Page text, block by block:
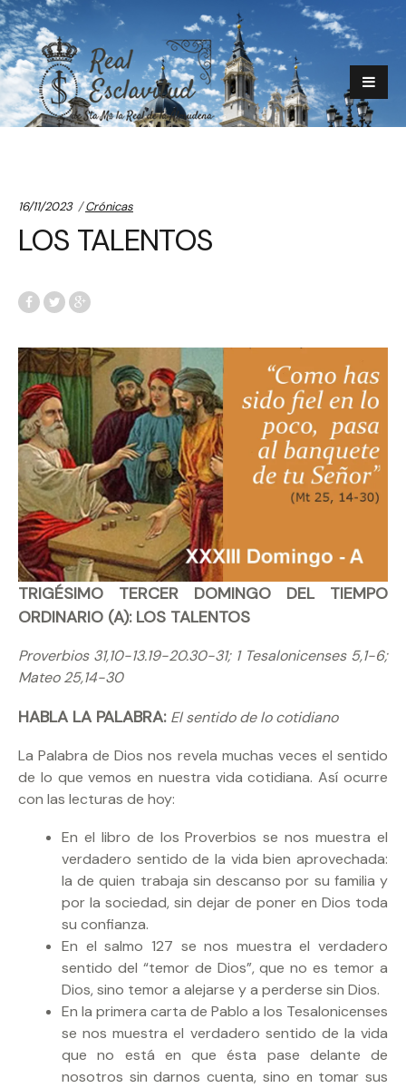
16/11/2023 Categories:
Crónicas
LOS TALENTOS
TRIGÉSIMO TERCER DOMINGO DEL TIEMPO
ORDINARIO (A): LOS TALENTOS
Proverbios 31,10-13.19-20.30-31; 1 Tesalonicenses 5,1-6;
Mateo 25,14-30
HABLA LA PALABRA: El sentido de lo cotidiano
La Palabra de Dios nos revela muchas veces el sentido
de lo que vemos en nuestra vida cotidiana. Así ocurre
con las lecturas de hoy:
En el libro de los Proverbios se nos muestra el
verdadero sentido de la vida bien aprovechada:
la de quien trabaja sin descanso por su familia y
por la sociedad, sin dejar de poner en Dios toda
su confianza.
En el salmo 127 se nos muestra el verdadero
sentido del “temor de Dios”, que no es temor a
Dios, sino temor a alejarse y a perderse sin Dios.
En la primera carta de Pablo a los Tesalonicenses
se nos muestra el verdadero sentido de la vida
que no está en que ésta pase delante de
nosotros sin darnos cuenta, sino en tomar sus